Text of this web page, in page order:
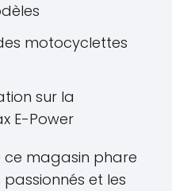
motocyclettes
sur la
E-Power
ce magasin phare
et les